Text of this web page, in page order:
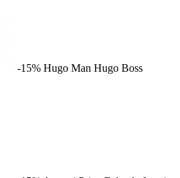
-15% Hugo Man Hugo Boss